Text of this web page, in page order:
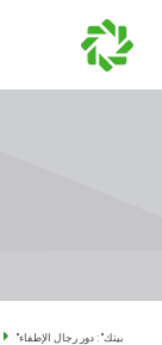
"بيتك" : دور رجال الإطفاء